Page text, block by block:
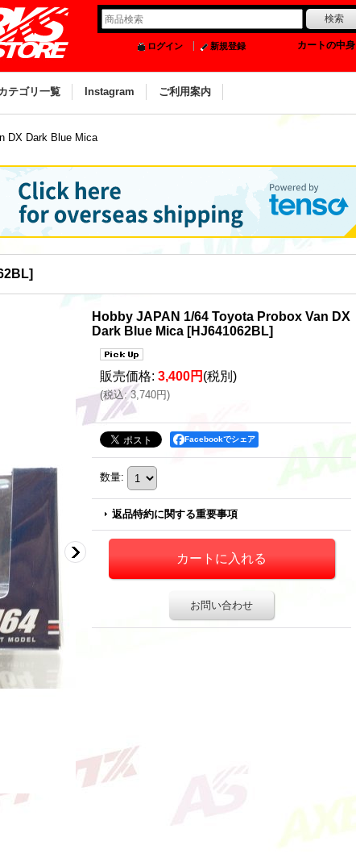
カートの中身
ログイン 新規登録
テゴリ一覧 Instagram ご利用案内
DX Dark Blue Mica
]
Hobby JAPAN 1/64 Toyota Probox Van DX
Dark Blue Mica [HJ641062BL]
販売価格: 3,400円 (税別)
(税込: 3,740円)
Facebookでシェア
数量:
返品特約に関する重要事項
お問い合わせ